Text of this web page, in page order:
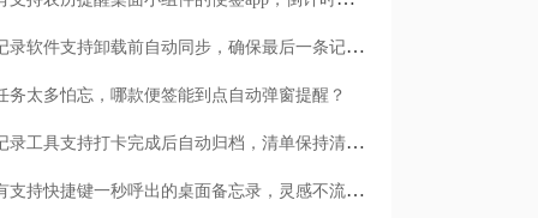
哪款记录软件支持卸载前自动同步，确保最后一条记录不丢失？
务太多怕忘，哪款便签能到点自动弹窗提醒？
哪款记录工具支持打卡完成后自动归档，清单保持清爽？
有没有支持快捷键一秒呼出的桌面备忘录，灵感不流失？